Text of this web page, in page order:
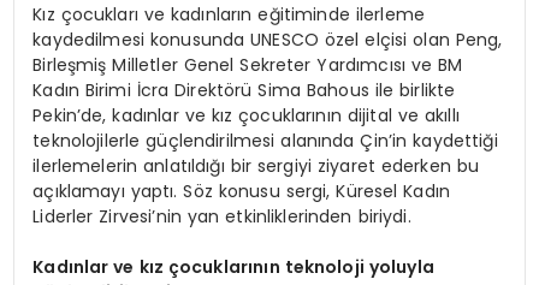
Kız çocukları ve kadınların eğitiminde ilerleme
kaydedilmesi konusunda UNESCO özel elçisi olan Peng,
Birleşmiş Milletler Genel Sekreter Yardımcısı ve BM
Kadın Birimi İcra Direktörü Sima Bahous ile birlikte
Pekin’de, kadınlar ve kız çocuklarının dijital ve akıllı
teknolojilerle güçlendirilmesi alanında Çin’in kaydettiği
ilerlemelerin anlatıldığı bir sergiyi ziyaret ederken bu
açıklamayı yaptı. Söz konusu sergi, Küresel Kadın
Liderler Zirvesi’nin yan etkinliklerinden biriydi.
Kadınlar ve kız çocuklarının teknoloji yoluyla